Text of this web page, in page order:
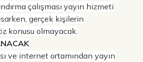
çalışması yayın hizmeti
gerçek kişilerin
konusu olmayacak.
ve internet ortamından yayın